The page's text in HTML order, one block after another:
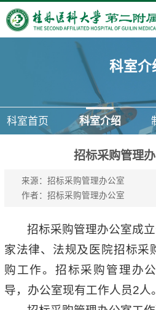
科室介
科室首页 科室介绍
招标采购管理
来源：招标采购管理办公室
作者：招标采购管理办公室
招标采购管理办公室成
家法律、法规及医院招标采
购工作。招标采购管理办
导，办公室现有工作人员2人。